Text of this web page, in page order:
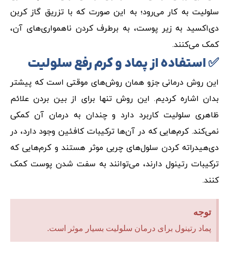
سلولیت به کار می‌رود؛ به این صورت که با تزریق گاز کربن
دی‌اکسید به زیر پوست، به برطرف کردن ناهمواری‌های آن،
کمک می‌کنند.
✅ استفاده از پماد و کرم رفع سلولیت
این روش درمانی جزو همان روش‌های موقتی است که پیشتر
بدان اشاره کردیم. این روش تنها برای از بین بردن علائم
ظاهری سلولیت کاربرد دارد و چندان به درمان آن کمکی
نمی‌کند. کرم‌هایی که در آن‌ها ترکیبات کافئین وجود دارد، در
دی‌هیدراته کردن سلول‌های چربی موثر هستند و کرم‌هایی که
ترکیبات رتینول دارند، می‌توانند به سفت شدن پوست کمک
کنند.
توجه
پماد رتینول برای درمان سلولیت بسیار موثر است.